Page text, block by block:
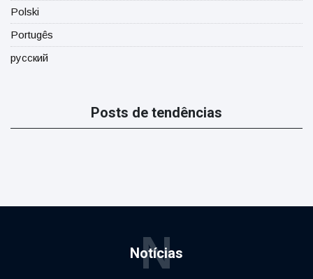
Polski
Portugês
русский
Posts de tendências
Notícias
N